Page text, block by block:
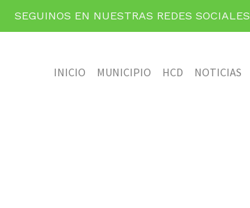
SEGUINOS EN NUESTRAS REDES SOCIALES
INICIO MUNICIPIO HCD NOTICIAS